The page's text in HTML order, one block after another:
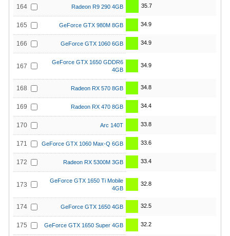
164 Radeon R9 290 4GB 35.7
165 GeForce GTX 980M 8GB 34.9
166 GeForce GTX 1060 6GB 34.9
167
GeForce GTX 1650 GDDR6
4GB
34.9
168 Radeon RX 570 8GB 34.8
169 Radeon RX 470 8GB 34.4
170 Arc 140T 33.8
171 GeForce GTX 1060 Max-Q 6GB 33.6
172 Radeon RX 5300M 3GB 33.4
173
GeForce GTX 1650 Ti Mobile
4GB
32.8
174 GeForce GTX 1650 4GB 32.5
175 GeForce GTX 1650 Super 4GB 32.2